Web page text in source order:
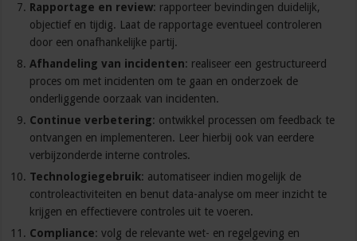
Rapportage en review: rapporteer bevindingen duidelijk,
objectief en tijdig. Laat de rapportage eventueel controleren
door een onafhankelijke partij.
Afhandeling van incidenten: realiseer een gestructureerd
proces om met incidenten om te gaan en onderzoek de
onderliggende oorzaak van incidenten.
Continue verbetering: ontwikkel processen om feedback te
ontvangen en implementeren. Leer hierbij ook van eerdere
verbijzonderde interne controles.
Technologiegebruik: automatiseer indien mogelijk de
controleactiviteiten en benut data-analyse om meer inzicht te
krijgen en effectievere controles uit te voeren.
Compliance: volg de relevante wet- en regelgeving en